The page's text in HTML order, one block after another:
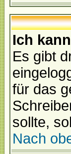
Ich
Es gibt
für das
sollte,
Nach